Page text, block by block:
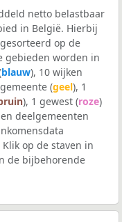
netto belastbaar
in België. Hierbij
op de
gebieden worden in
blauw), 10 wijken
(geel), 1
), 1 gewest (roze)
deelgemeenten
op de staven in
de bijbehorende